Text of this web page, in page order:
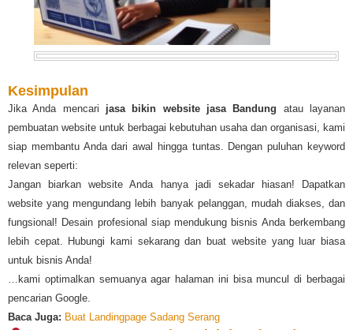
Kesimpulan
Jika Anda mencari jasa bikin website jasa Bandung atau layanan
pembuatan website untuk berbagai kebutuhan usaha dan organisasi, kami
siap membantu Anda dari awal hingga tuntas. Dengan puluhan keyword
relevan seperti:
Jangan biarkan website Anda hanya jadi sekadar hiasan! Dapatkan
website yang mengundang lebih banyak pelanggan, mudah diakses, dan
fungsional! Desain profesional siap mendukung bisnis Anda berkembang
lebih cepat. Hubungi kami sekarang dan buat website yang luar biasa
untuk bisnis Anda!
…kami optimalkan semuanya agar halaman ini bisa muncul di berbagai
pencarian Google.
Baca Juga: Buat Landingpage Sadang Serang